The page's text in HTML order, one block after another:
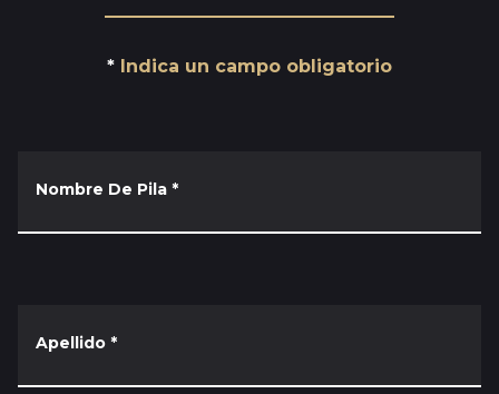
Indica un campo obligatorio
Nombre De Pila *
Apellido *